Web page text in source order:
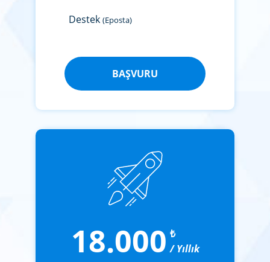
Destek (Eposta)
BAŞVURU
18.000 ₺
/ Yıllık